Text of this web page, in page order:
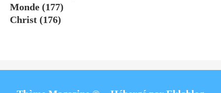
Monde (177)
Christ (176)